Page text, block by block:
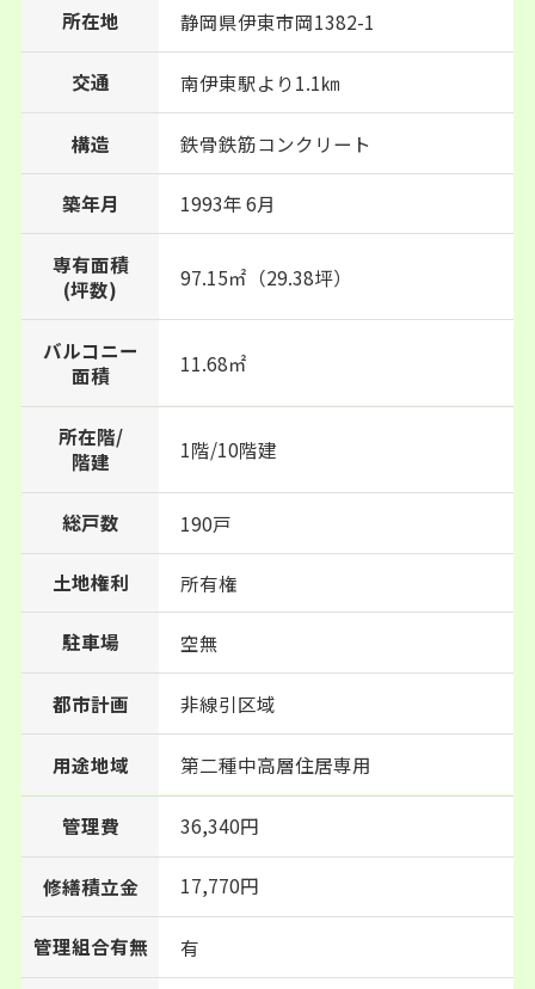
所在地 静岡県伊東市岡1382-1
交通 南伊東駅より1.1㎞
構造 鉄骨鉄筋コンクリート
築年月 1993年 6月
専有面積
(坪数)
97.15㎡（29.38坪）
バルコニー
面積
11.68㎡
所在階/
階建
1階/10階建
総戸数 190戸
土地権利 所有権
駐車場 空無
都市計画 非線引区域
用途地域 第二種中高層住居専用
管理費 36,340円
修繕積立金 17,770円
管理組合有無 有